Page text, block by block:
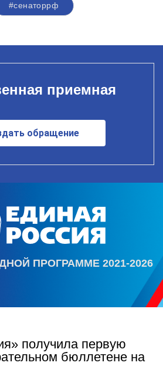
#сенаторрф
приемная
обращение
ПРОГРАММЕ 2021-2026
получила первую
бюллетене на